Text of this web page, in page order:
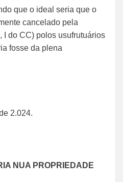
que o ideal seria que o
cancelado pela
I do CC) polos usufrutuários
fosse da plena
2.024.
NUA PROPRIEDADE